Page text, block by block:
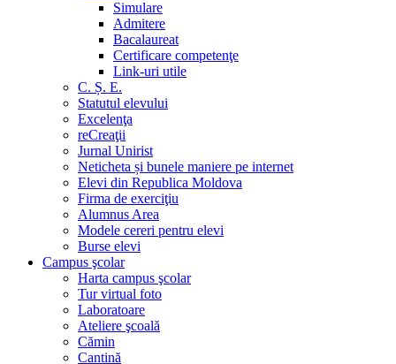
Simulare
Admitere
Bacalaureat
Certificare competenţe
Link-uri utile
C. Ș. E.
Statutul elevului
Excelenţa
reCreaţii
Jurnal Unirist
Neticheta și bunele maniere pe internet
Elevi din Republica Moldova
Firma de exerciţiu
Alumnus Area
Modele cereri pentru elevi
Burse elevi
Campus şcolar
Harta campus şcolar
Tur virtual foto
Laboratoare
Ateliere şcoală
Cămin
Cantină